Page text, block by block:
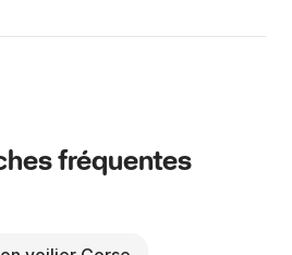
fréquentes